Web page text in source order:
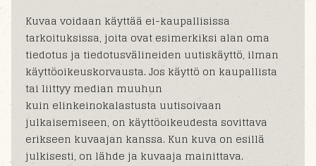
Kuvaa voidaan käyttää ei-kaupallisissa
tarkoituksissa, joita ovat esimerkiksi alan oma
tiedotus ja tiedotusvälineiden uutiskäyttö, ilman
käyttöoikeuskorvausta. Jos käyttö on kaupallista
tai liittyy median muuhun
kuin elinkeinokalastusta uutisoivaan
julkaisemiseen, on käyttöoikeudesta sovittava
erikseen kuvaajan kanssa. Kun kuva on esillä
julkisesti, on lähde ja kuvaaja mainittava.